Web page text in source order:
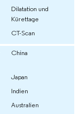
Dilatation und
Kürettage
CT-Scan
China
Japan
Indien
Australien